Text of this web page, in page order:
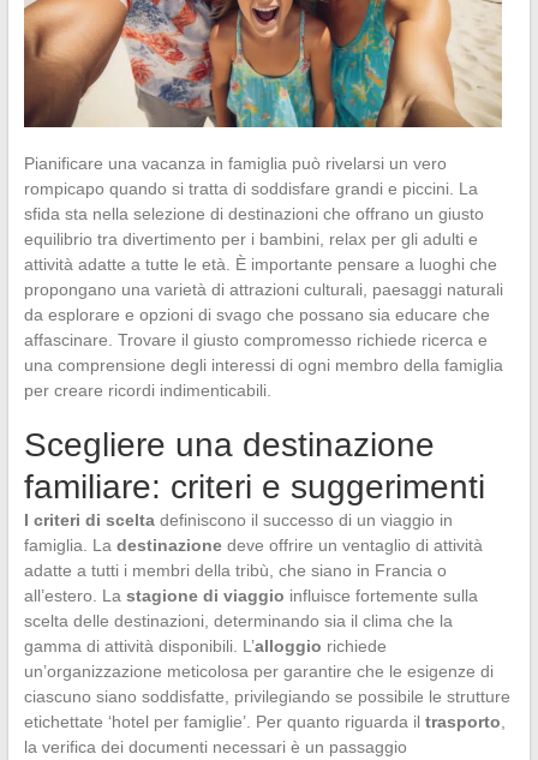
Pianificare una vacanza in famiglia può rivelarsi un vero
rompicapo quando si tratta di soddisfare grandi e piccini. La
sfida sta nella selezione di destinazioni che offrano un giusto
equilibrio tra divertimento per i bambini, relax per gli adulti e
attività adatte a tutte le età. È importante pensare a luoghi che
propongano una varietà di attrazioni culturali, paesaggi naturali
da esplorare e opzioni di svago che possano sia educare che
affascinare. Trovare il giusto compromesso richiede ricerca e
una comprensione degli interessi di ogni membro della famiglia
per creare ricordi indimenticabili.
Scegliere una destinazione
familiare: criteri e suggerimenti
I criteri di sceltadefiniscono il successo di un viaggio in
famiglia. La destinazionedeve offrire un ventaglio di attività
adatte a tutti i membri della tribù, che siano in Francia o
all’estero. La stagione di viaggio influisce fortemente sulla
scelta delle destinazioni, determinando sia il clima che la
gamma di attività disponibili. L’alloggio richiede
un’organizzazione meticolosa per garantire che le esigenze di
ciascuno siano soddisfatte, privilegiando se possibile le strutture
etichettate ‘hotel per famiglie’. Per quanto riguarda il trasporto
la verifica dei documenti necessari è un passaggio